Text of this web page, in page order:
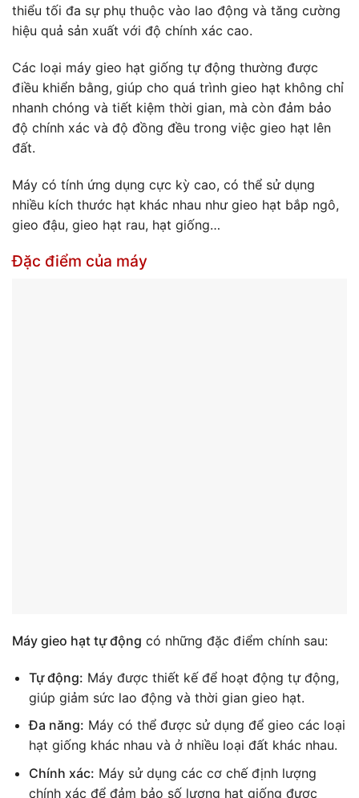
thiểu tối đa sự phụ thuộc vào lao động và tăng cường
hiệu quả sản xuất với độ chính xác cao.
Các loại máy gieo hạt giống tự động thường được
điều khiển bằng, giúp cho quá trình gieo hạt không chỉ
nhanh chóng và tiết kiệm thời gian, mà còn đảm bảo
độ chính xác và độ đồng đều trong việc gieo hạt lên
đất.
Máy có tính ứng dụng cực kỳ cao, có thể sử dụng
nhiều kích thước hạt khác nhau như gieo hạt bắp ngô,
gieo đậu, gieo hạt rau, hạt giống…
Đặc điểm của máy
Máy gieo hạt tự động có những đặc điểm chính sau:
Tự động: Máy được thiết kế để hoạt động tự động,
giúp giảm sức lao động và thời gian gieo hạt.
Đa năng: Máy có thể được sử dụng để gieo các loại
hạt giống khác nhau và ở nhiều loại đất khác nhau.
Chính xác: Máy sử dụng các cơ chế định lượng
chính xác để đảm bảo số lượng hạt giống được